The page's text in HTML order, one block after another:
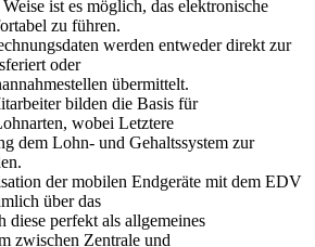
ist es möglich, das elektronische
zu führen.
werden entweder direkt zur
oder
übermittelt.
bilden die Basis für
wobei Letztere
dem Lohn- und Gehaltssystem zur
der mobilen Endgeräte mit dem EDV
über das
diese perfekt als allgemeines
zwischen Zentrale und